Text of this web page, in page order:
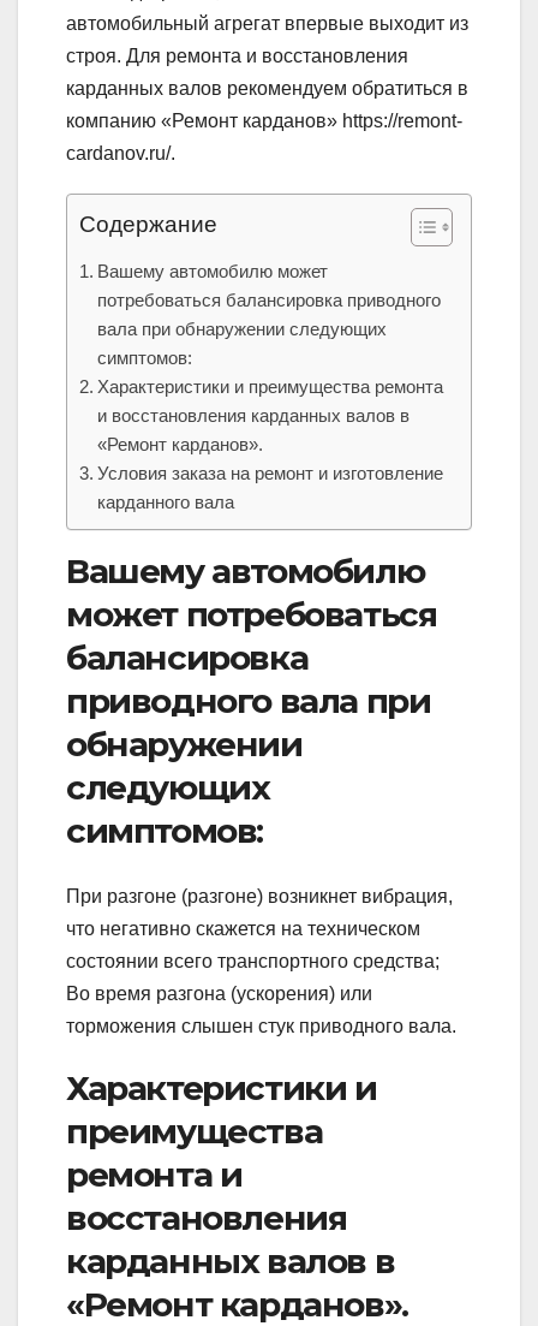
автомобильный агрегат впервые выходит из
строя. Для ремонта и восстановления
карданных валов рекомендуем обратиться в
компанию «Ремонт карданов» https://remont-
cardanov.ru/.
Содержание
Вашему автомобилю может
потребоваться балансировка приводного
вала при обнаружении следующих
симптомов:
Характеристики и преимущества ремонта
и восстановления карданных валов в
«Ремонт карданов».
Условия заказа на ремонт и изготовление
карданного вала
Вашему автомобилю
может потребоваться
балансировка
приводного вала при
обнаружении
следующих
симптомов:
При разгоне (разгоне) возникнет вибрация,
что негативно скажется на техническом
состоянии всего транспортного средства;
Во время разгона (ускорения) или
торможения слышен стук приводного вала.
Характеристики и
преимущества
ремонта и
восстановления
карданных валов в
«Ремонт карданов».